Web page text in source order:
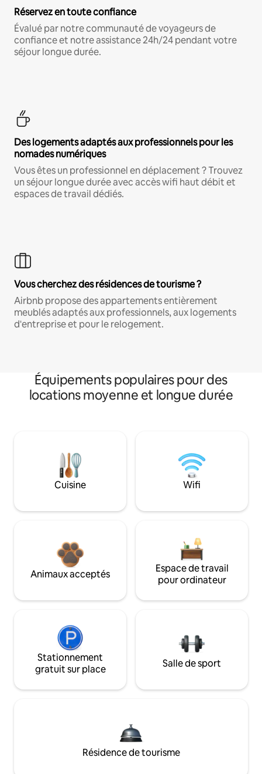
Réservez en toute confiance
Évalué par notre communauté de voyageurs de
confiance et notre assistance 24h/24 pendant votre
séjour longue durée.
Des logements adaptés aux professionnels pour les
nomades numériques
Vous êtes un professionnel en déplacement ? Trouvez
un séjour longue durée avec accès wifi haut débit et
espaces de travail dédiés.
Vous cherchez des résidences de tourisme ?
Airbnb propose des appartements entièrement
meublés adaptés aux professionnels, aux logements
d'entreprise et pour le relogement.
Équipements populaires pour des
locations moyenne et longue durée
Cuisine Wifi
Animaux acceptés
Espace de travail
pour ordinateur
Stationnement
gratuit sur place
Salle de sport
Résidence de tourisme